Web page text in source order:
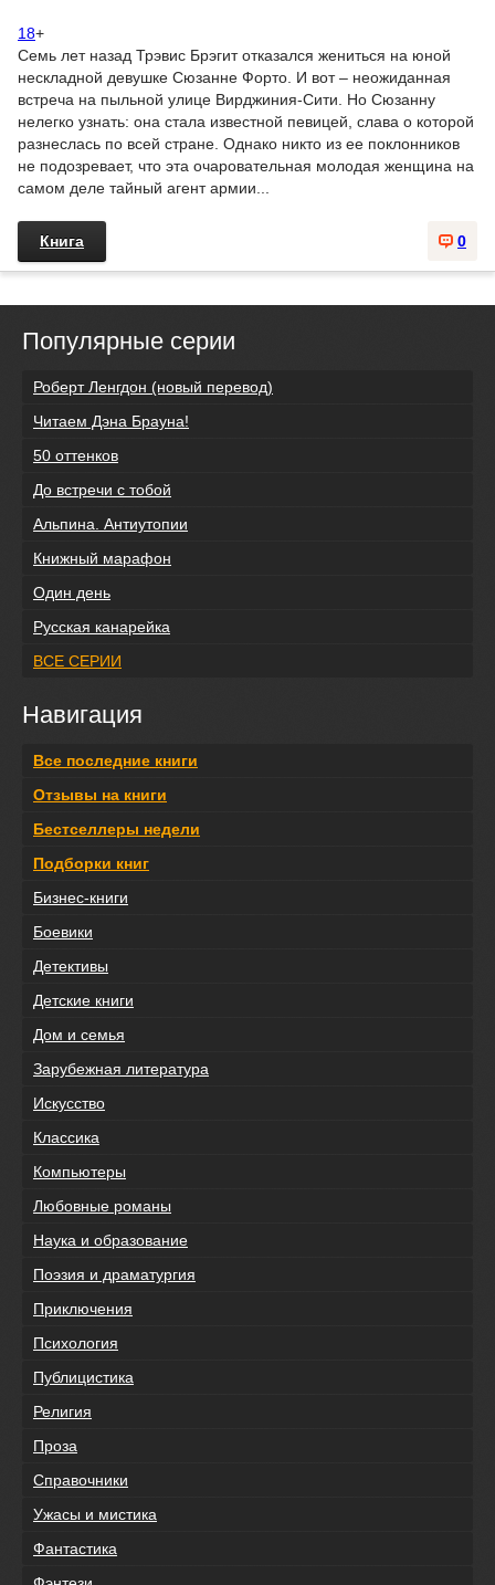
18+
Семь лет назад Трэвис Брэгит отказался жениться на юной
нескладной девушке Сюзанне Форто. И вот – неожиданная
встреча на пыльной улице Вирджиния-Сити. Но Сюзанну
нелегко узнать: она стала известной певицей, слава о которой
разнеслась по всей стране. Однако никто из ее поклонников
не подозревает, что эта очаровательная молодая женщина на
самом деле тайный агент армии...
0
Книга
Популярные серии
Роберт Ленгдон (новый перевод)
Читаем Дэна Брауна!
50 оттенков
До встречи с тобой
Альпина. Антиутопии
Книжный марафон
Один день
Русская канарейка
ВСЕ СЕРИИ
Навигация
Все последние книги
Отзывы на книги
Бестселлеры недели
Подборки книг
Бизнес-книги
Боевики
Детективы
Детские книги
Дом и семья
Зарубежная литература
Искусство
Классика
Компьютеры
Любовные романы
Наука и образование
Поэзия и драматургия
Приключения
Психология
Публицистика
Религия
Проза
Справочники
Ужасы и мистика
Фантастика